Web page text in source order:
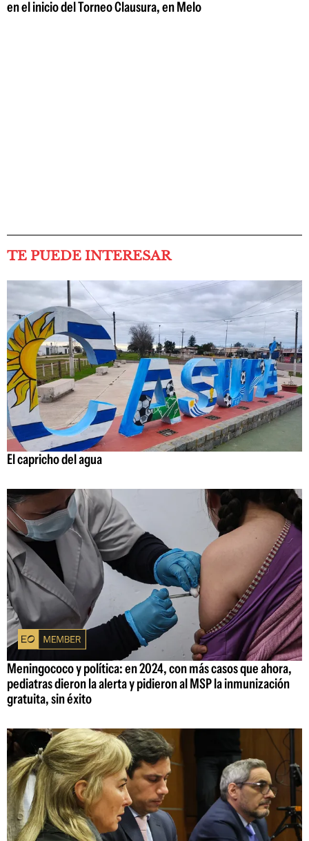
en el inicio del Torneo Clausura, en Melo
TE PUEDE INTERESAR
El capricho del agua
Meningococo y política: en 2024, con más casos que ahora,
pediatras dieron la alerta y pidieron al MSP la inmunización
gratuita, sin éxito